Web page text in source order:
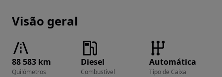
Visão geral
88 583 km
Quilómetros
Diesel
Combustível
Automática
Tipo de Caixa